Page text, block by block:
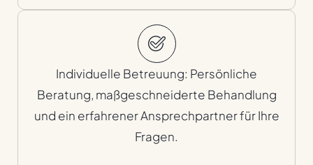
Individuelle Betreuung: Persönliche
Beratung, maßgeschneiderte Behandlung
und ein erfahrener Ansprechpartner für Ihre
Fragen.